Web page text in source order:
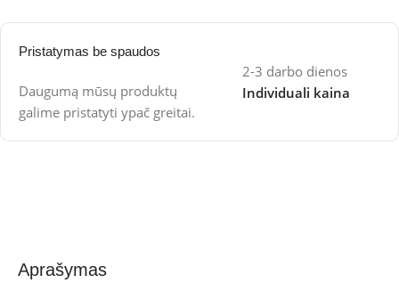
Pristatymas be spaudos
Daugumą mūsų produktų
galime pristatyti ypač greitai.
2-3 darbo dienos
Individuali kaina
Aprašymas